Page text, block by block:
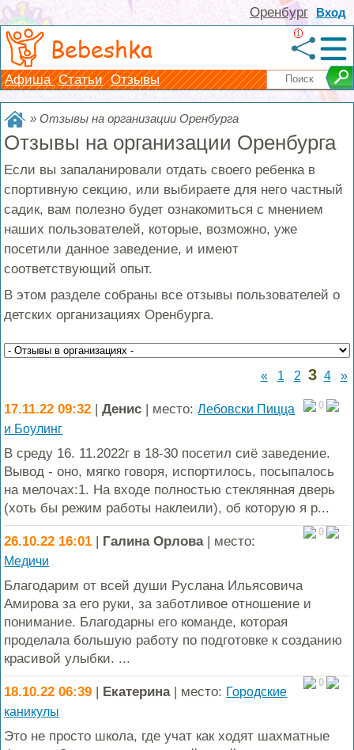
Вход
Оренбург
Bebeshka 1
Афиша Статьи Отзывы
»Отзывы на организации Оренбурга
Отзывы на организации Оренбурга
Если вы запаланировали отдать своего ребенка в
спортивную секцию, или выбираете для него частный
садик, вам полезно будет ознакомиться с мнением
наших пользователей, которые, возможно, уже
посетили данное заведение, и имеют
соответствующий опыт.
В этом разделе собраны все отзывы пользователей о
детских организациях Оренбурга.
« 1 2 3 4 »
0
17.11.22 09:32 |Денис | место:Лебовски Пицца
и Боулинг
В среду 16. 11.2022г в 18-30 посетил сиё заведение.
Вывод - оно, мягко говоря, испортилось, посыпалось
на мелочах:1. На входе полностью стеклянная дверь
(хоть бы режим работы наклеили), об которую я р...
0
26.10.22 16:01 | Галина Орлова| место:
Медичи
Благодарим от всей души Руслана Ильясовича
Амирова за его руки, за заботливое отношение и
понимание. Благодарны его команде, которая
проделала большую работу по подготовке к созданию
красивой улыбки. ...
0
18.10.22 06:39 | Екатерина| место: Городские
каникулы
Это не просто школа, где учат как ходят шахматные